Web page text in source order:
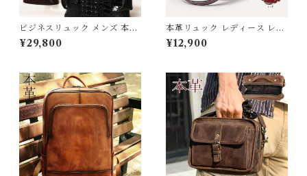
ビジネスリュック メンズ 本革
リュック 大容量 撥水 A4 15.6
インチ PC パソコン バックパ
ネスバッグ リュックサック カ
バン カバン ギフト プレゼント
旦那 父の日 3Qee 576330bk
_qz
¥29,800
本革リュック レディース レザ
ー リュックサック ショルダー
バッグ 牛革 大人可愛い 大容量
¥12,900